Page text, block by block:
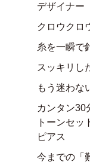
デザイナ
クロウクロ
糸を一瞬で
スッキリし
もう迷わな
カンタン
トーンセッ
ピアス
今までの「